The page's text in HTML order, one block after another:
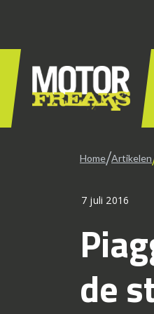
Home/Artikelen
7 juli 2016
de